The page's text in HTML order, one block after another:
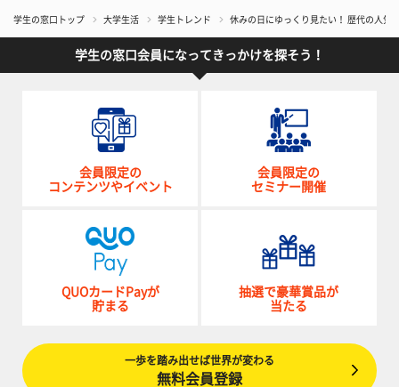
学生の窓口トップ 大学生活 学生トレンド 休みの日にゆっくり見たい！ 歴代の人気
学生の窓口会員になってきっかけを探そう！
会員限定の
コンテンツやイベント
会員限定の
セミナー開催
QUOカードPayが
貯まる
抽選で豪華賞品が
当たる
一歩を踏み出せば世界が変わる
無料会員登録